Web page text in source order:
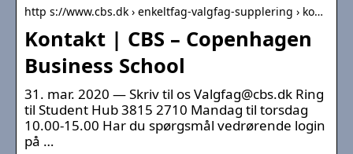
http s://www.cbs.dk › enkeltfag-valgfag-supplering › ko…
Kontakt | CBS – Copenhagen
Business School
31. mar. 2020 — Skriv til os Valgfag@cbs.dk Ring
til Student Hub 3815 2710 Mandag til torsdag
10.00-15.00 Har du spørgsmål vedrørende login
på …